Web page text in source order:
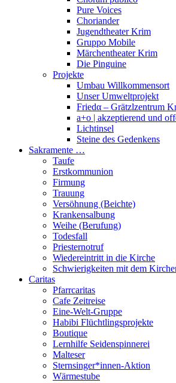
Pure Voices
Choriander
Jugendtheater Krim
Gruppo Mobile
Märchentheater Krim
Die Pinguine
Projekte
Umbau Willkommensort
Unser Umweltprojekt
Friedα – Grätzlzentrum
a+o | akzeptierend und
Lichtinsel
Steine des Gedenkens
Sakramente …
Taufe
Erstkommunion
Firmung
Trauung
Versöhnung (Beichte)
Krankensalbung
Weihe (Berufung)
Todesfall
Priesternotruf
Wiedereintritt in die Kirche
Schwierigkeiten mit dem
Caritas
Pfarrcaritas
Cafe Zeitreise
Eine-Welt-Gruppe
Habibi Flüchtlingsprojekte
Boutique
Lernhilfe Seidenspinnerei
Malteser
Sternsinger*innen-Aktion
Wärmestube